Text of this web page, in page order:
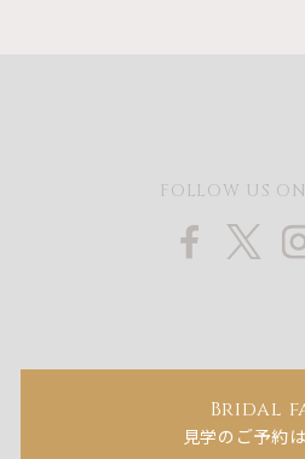
FOLLOW US
Bridal
見学のご予約